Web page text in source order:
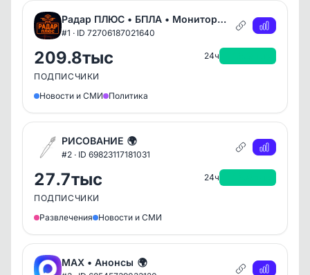
Радар ПЛЮС • БПЛА • Мониторинг обстановки 24/7
#1 · ID 72706187021640
209.8тыс
ПОДПИСЧИКИ
24ч
Новости и СМИ Политика
РИСОВАНИЕ 🌍
#2 · ID 69823117181031
27.7тыс
ПОДПИСЧИКИ
24ч
Развлечения Новости и СМИ
MAX • Анонсы 🌍